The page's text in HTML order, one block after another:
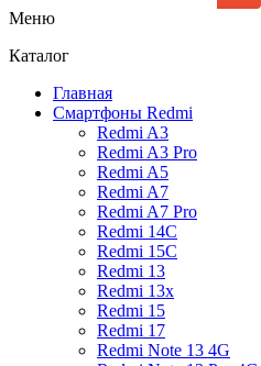
Меню
Каталог
Главная
Смартфоны Redmi
Redmi A3
Redmi A3 Pro
Redmi A5
Redmi A7
Redmi A7 Pro
Redmi 14C
Redmi 15C
Redmi 13
Redmi 13x
Redmi 15
Redmi 17
Redmi Note 13 4G